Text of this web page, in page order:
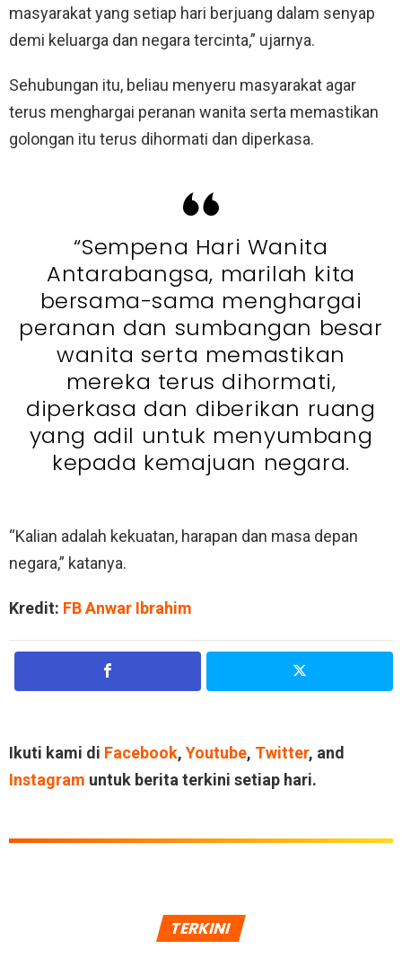
masyarakat yang setiap hari berjuang dalam senyap
demi keluarga dan negara tercinta,” ujarnya.
Sehubungan itu, beliau menyeru masyarakat agar
terus menghargai peranan wanita serta memastikan
golongan itu terus dihormati dan diperkasa.
“Sempena Hari Wanita
Antarabangsa, marilah kita
bersama-sama menghargai
peranan dan sumbangan besar
wanita serta memastikan
mereka terus dihormati,
diperkasa dan diberikan ruang
yang adil untuk menyumbang
kepada kemajuan negara.
“Kalian adalah kekuatan, harapan dan masa depan
negara,” katanya.
Kredit: FB Anwar Ibrahim
Ikuti kami di Facebook, Youtube, Twitter, and
Instagram untuk berita terkini setiap hari.
TERKINI